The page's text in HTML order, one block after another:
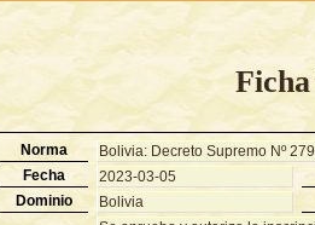
Norma
Bolivia: Decreto Supremo Nº
Fecha
2023-03-05
Dominio
Bolivia